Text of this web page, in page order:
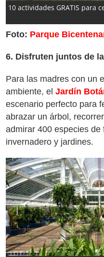
10 actividades GRATIS para
Foto: Parque
6. Disfruten juntos de
Para las madres con un
ambiente, el Jardín
escenario perfecto para
abrazar un árbol,
admirar 400 especies
invernadero y jardines.